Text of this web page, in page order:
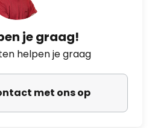
je graag!
helpen je graag
met ons op